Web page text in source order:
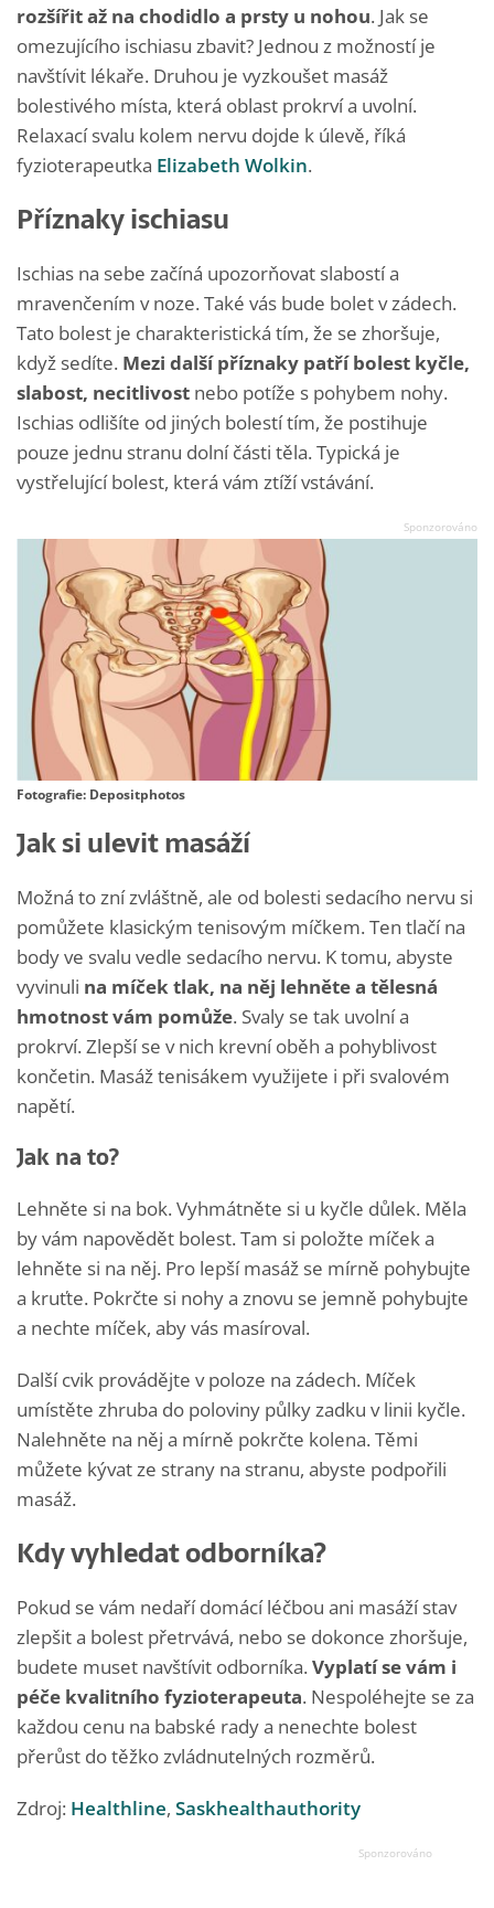
rozšířit až na chodidlo a prsty u nohou. Jak se
omezujícího ischiasu zbavit? Jednou z možností je
navštívit lékaře. Druhou je vyzkoušet masáž
bolestivého místa, která oblast prokrví a uvolní.
Relaxací svalu kolem nervu dojde k úlevě, říká
fyzioterapeutka Elizabeth Wolkin.
Příznaky ischiasu
Ischias na sebe začíná upozorňovat slabostí a
mravenčením v noze. Také vás bude bolet v zádech.
Tato bolest je charakteristická tím, že se zhoršuje,
když sedíte. Mezi další příznaky patří bolest kyčle,
slabost, necitlivost nebo potíže s pohybem nohy.
Ischias odlišíte od jiných bolestí tím, že postihuje
pouze jednu stranu dolní části těla. Typická je
vystřelující bolest, která vám ztíží vstávání.
Fotografie: Depositphotos
Jak si ulevit masáží
Možná to zní zvláštně, ale od bolesti sedacího nervu si
pomůžete klasickým tenisovým míčkem. Ten tlačí na
body ve svalu vedle sedacího nervu. K tomu, abyste
vyvinuli na míček tlak, na něj lehněte a tělesná
hmotnost vám pomůže. Svaly se tak uvolní a
prokrví. Zlepší se v nich krevní oběh a pohyblivost
končetin. Masáž tenisákem využijete i při svalovém
napětí.
Jak na to?
Lehněte si na bok. Vyhmátněte si u kyčle důlek. Měla
by vám napovědět bolest. Tam si položte míček a
lehněte si na něj. Pro lepší masáž se mírně pohybujte
a kruťte. Pokrčte si nohy a znovu se jemně pohybujte
a nechte míček, aby vás masíroval.
Další cvik provádějte v poloze na zádech. Míček
umístěte zhruba do poloviny půlky zadku v linii kyčle.
Nalehněte na něj a mírně pokrčte kolena. Těmi
můžete kývat ze strany na stranu, abyste podpořili
masáž.
Kdy vyhledat odborníka?
Pokud se vám nedaří domácí léčbou ani masáží stav
zlepšit a bolest přetrvává, nebo se dokonce zhoršuje,
budete muset navštívit odborníka. Vyplatí se vám i
péče kvalitního fyzioterapeuta. Nespoléhejte se za
každou cenu na babské rady a nenechte bolest
přerůst do těžko zvládnutelných rozměrů.
Zdroj: Healthline, Saskhealthauthority